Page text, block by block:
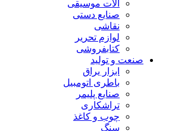
آلات موسیقی
صنایع دستی
نقاشی
لوازم تحریر
کتابفروشی
صنعت و تولید
ابزار یراق
باطری اتومبیل
صنایع پلیمر
تراشکاری
چوب و کاغذ
سنگ